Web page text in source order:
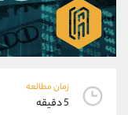
زمان مطالعه
5 دقیقه
واتساپ
تلگرام
پشتیبان فروش